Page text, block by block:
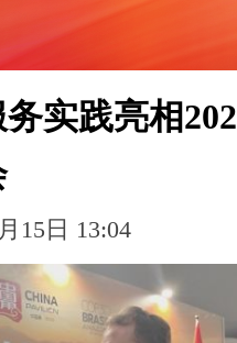
实践亮相
15日 13:04